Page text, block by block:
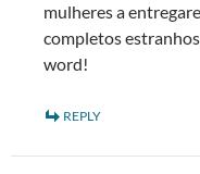
mulheres a
completos
word!
REPLY